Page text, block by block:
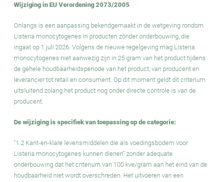
Wijziging in EU Verordening 2073/2005
Onlangs is een aanpassing bekendgemaakt in de wetgeving rondom
Listeria monocytogenes in producten zónder onderbouwing, die
ingaat op 1 juli 2026. Volgens de nieuwe regelgeving mag Listeria
monocytogenes niet aanwezig zijn in 25 gram van het product tijdens
de gehele houdbaarheidsperiode van het product, van producent en
leverancier tot retail en consument. Op dit moment geldt dit criterium
uitsluitend zolang het product nog onder directe controle is van de
producent.
De wijziging is specifiek van toepassing op de categorie:
“1.2 Kant-en-klare levensmiddelen die als voedingsbodem voor
Listeria monocytogenes kunnen dienen” zonder adequate
onderbouwing dat het criterium van 100 kve/gram aan het eind van de
houdbaarheid niet wordt overschreden. Het uitvoeren van een